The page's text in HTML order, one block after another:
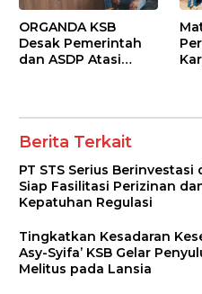
ORGANDA KSB
Desak Pemerintah
dan ASDP Atasi
Berita Terkait
PT STS Serius Berinvestasi
Siap Fasilitasi Perizinan
Kepatuhan Regulasi
Tingkatkan Kesadaran
Asy-Syifa’ KSB Gelar
Melitus pada Lansia